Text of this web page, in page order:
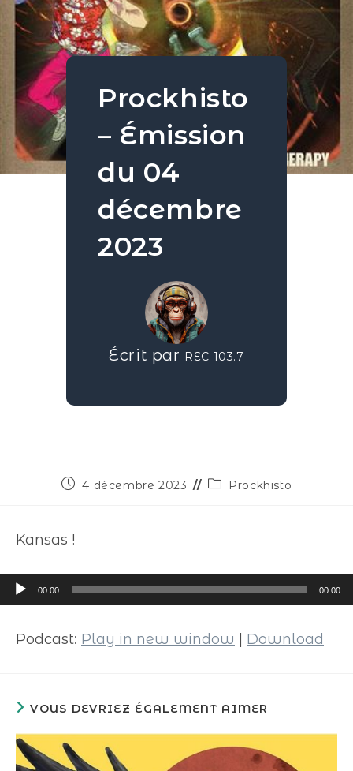
Prockhisto
– Émission
du 04
décembre
2023
Écrit par REC 103.7
4 décembre 2023 Prockhisto
Kansas !
Lecteur
audio
00:00 00:00
Podcast: Play in new window Download
VOUS DEVRIEZ ÉGALEMENT AIMER